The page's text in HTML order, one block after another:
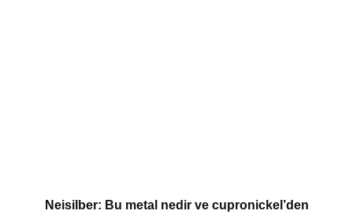
Neisilber: Bu metal nedir ve cupronickel’den